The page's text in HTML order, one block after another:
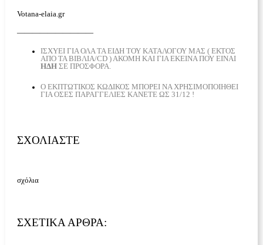
Votana-elaia.gr
——————————
ΙΣΧΎΕΙ ΓΙΑ ΟΛΑ ΤΑ ΕΊΔΗ ΤΟΥ ΚΑΤΑΛΌΓΟΥ ΜΑΣ ( ΕΚΤΌΣ
ΑΠΌ ΤΑ ΒΙΒΛΊΑ/CD ) ΑΚΌΜΗ ΚΑΙ ΓΙΑ ΕΚΕΊΝΑ ΠΟΥ ΕΊΝΑΙ
ΉΔΗΣΕ ΠΡΟΣΦΟΡΆ.
Ο ΕΚΠΤΩΤΙΚΌΣ ΚΩΔΙΚΌΣ ΜΠΟΡΕΊ ΝΑ ΧΡΗΣΙΜΟΠΟΙΗΘΕΊ
ΓΙΑ ΟΣΕΣ ΠΑΡΑΓΓΕΛΙΕΣ ΚΑΝΕΤΕ ΩΣ 31/12 !
ΣΧΟΛΙΆΣΤΕ
σχόλια
ΣΧΕΤΙΚΆ ΆΡΘΡΑ: